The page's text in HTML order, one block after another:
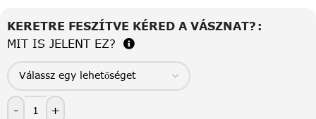
KERETRE FESZÍTVE KÉRED A VÁSZNAT?
MIT IS JELENT EZ?
- +